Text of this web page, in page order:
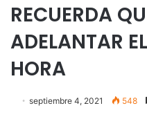
RECUERDA
ADELANTAR
HORA
septiembre 4, 2021 548